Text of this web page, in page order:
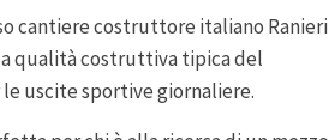
cantiere costruttore italiano Ranieri
qualità costruttiva tipica del
uscite sportive giornaliere.